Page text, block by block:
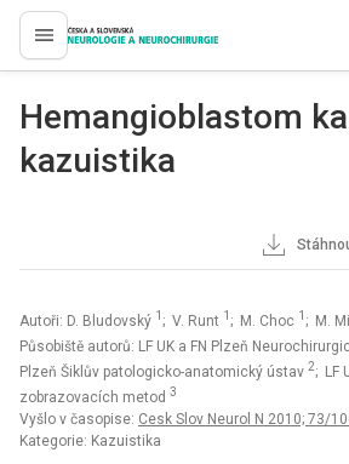
proLékaře.cz
Hemangioblastom
kazuistika
Autoři: D. Bludovský 1 ; V. Runt 1 ; M. Choc 1 ; M.
Působiště autorů: LF UK a FN Plzeň
Plzeň Šiklův patologicko-anatomický ústav 2; LF
zobrazovacích metod 3
Vyšlo v časopise: Cesk Slov Neurol N 2010; 73/
Kategorie: Kazuistika